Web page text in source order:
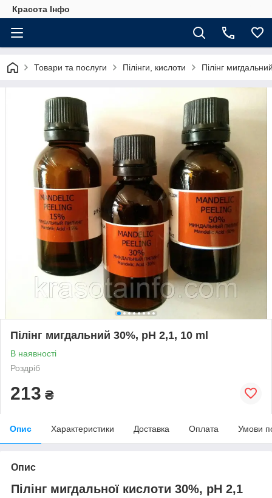
Красота Інфо
Товари та послуги Пілінги, кислоти Пілінг
Пілінг мигдальний 30%, pH 2,1, 10 ml
В наявності
Роздріб
213 ₴
Опис Характеристики Доставка Оплата Умови
Опис
Пілінг мигдальної кислоти 30%, рН 2,1